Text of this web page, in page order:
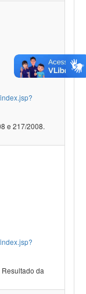
e 217/2008.
da